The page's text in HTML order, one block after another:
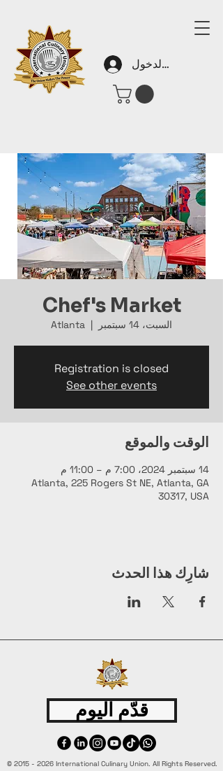
تسجيل الدخول
Chef's Market
السبت، 14 سبتمبر
  |
Atlanta
Registration is closed
See other events
الوقت والموقع
14 سبتمبر 2024، 7:00 م – 11:00 م
Atlanta, 225 Rogers St NE, Atlanta, GA
30317, USA
شارِك هذا الحدث
قدّم اليوم
© 2015 - 2026 International Culinary Union. All Rights Reserved.